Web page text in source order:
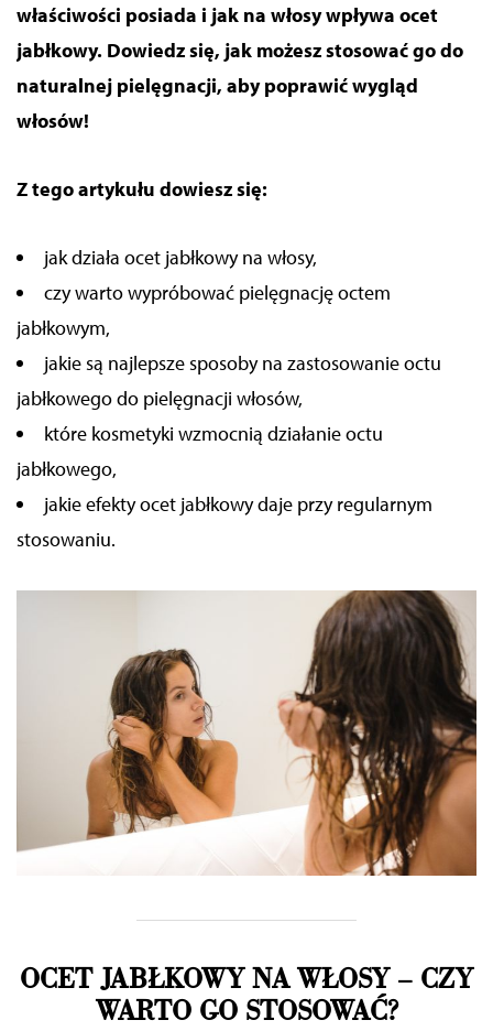
właściwości posiada i jak na włosy wpływa ocet
jabłkowy. Dowiedz się, jak możesz stosować go do
naturalnej pielęgnacji, aby poprawić wygląd
włosów!
Z tego artykułu dowiesz się:
jak działa ocet jabłkowy na włosy,
czy warto wypróbować pielęgnację octem
jabłkowym,
jakie są najlepsze sposoby na zastosowanieoctu
jabłkowego do pielęgnacji włosów,
które kosmetyki wzmocnią działanie octu
jabłkowego,
jakie efekty ocet jabłkowy daje przy regularnym
stosowaniu.
OCET JABŁKOWY NA WŁOSY – CZY
WARTO GO STOSOWAĆ?